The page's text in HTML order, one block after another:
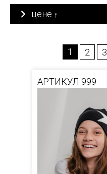
цене ↑
1 2 3
АРТИКУЛ 999